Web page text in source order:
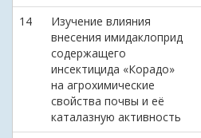
14
Изучение влияния
внесения имидаклоприд
содержащего
инсектицида «Корадо»
на агрохимические
свойства почвы и её
каталазную активность